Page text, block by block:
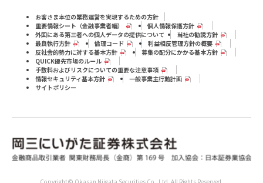
お客さま本位の業務運営を実現するための方針
重要情報シート（⾦融事業者編）
個人情報保護方針
外国にある第三者への個人データの提供について
当社の勧誘方針
最良執行方針
倫理コード
利益相反管理方針の概要
反社会的勢力に対する基本方針
募集の配分にかかる基本方針
QUICK優先市場のルール
手数料およびリスクについての重要な注意事項
情報セキュリティ基本方針
一般事業主行動計画
サイトポリシー